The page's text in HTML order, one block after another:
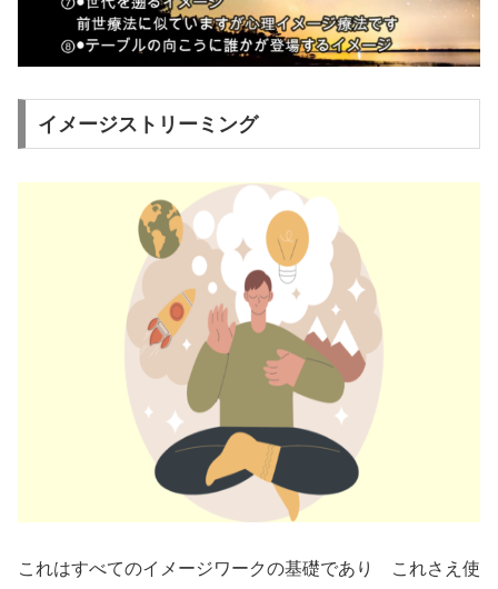
イメージストリーミング
これはすべてのイメージワークの基礎であり これさえ使